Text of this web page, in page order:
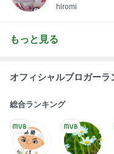
hiromi
もっと見る
オフィシャルブロガーラ
総合ランキング